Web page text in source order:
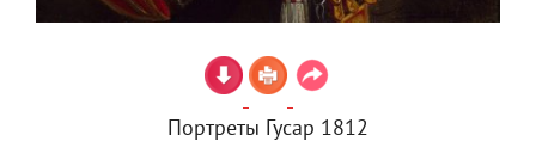
Портреты Гусар 1812